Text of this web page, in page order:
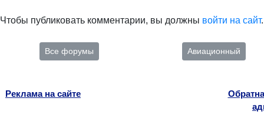
Чтобы публиковать комментарии, вы должны войти на сайт.
Все форумы Авиационный
Реклама на сайте